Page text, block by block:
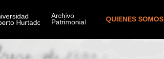
QUIENES SOMOS